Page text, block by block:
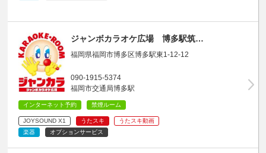
ジャンボカラオケ広場 博多駅筑…
福岡県福岡市博多区博多駅東1-12-12
090-1915-5374
福岡市交通局博多駅
インターネット予約 禁煙ルーム
JOYSOUND X1 うたスキ
うたスキ動画
楽器
オプションサービス